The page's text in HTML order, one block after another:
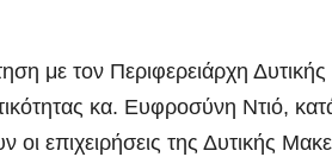
με τον Περιφερειάρχη
κα. Ευφροσύνη Ντιό,
οι επιχειρήσεις της Δυτικής